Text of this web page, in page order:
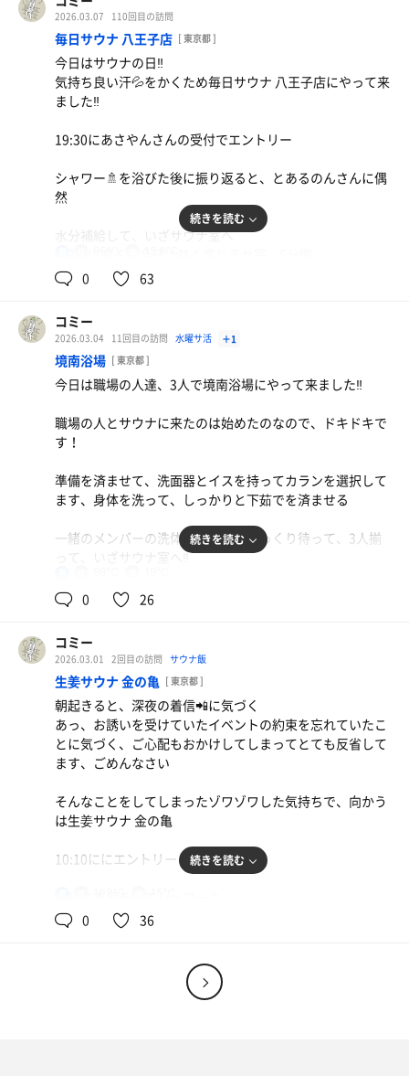
朝食ビュッフェ
かったあ 他のメニューもどれも美味しかった‼️
セットを重ねる毎に寒くなって来たので、ポンチョをレン
屋外で初めてのタオル生地のポンチョ、身体が生地に包ま
れる感覚、ふんわりした感が心地良かったあ
は、とても惜しい、再開を心から望みます
心もリセットしてサウナ巡りの楽しみ改めて感じるサ活に
なりました
サウナ：4〜19分 × 5
水風呂：0.5〜1分 × 5
休憩：5〜15分 × 5
合計：5セット
綺麗なサウナ室🤩
誰もいないサ室、入るとすぐに良い香りがしてきます、座
面のヒノキの香り、サウナに入ったなぁと実感できるやつ
です！
壁は麦飯石に覆われていてシックな雰囲気を醸し出してい
て、落ち着きます
奥にストーンが積まれたストーブ
座面は3段式、最上段の3段目に座り、深い呼吸と顔や身体
ぎたところで、心拍数は150超え、退室して
ちょうど良い感じの体感温度、肌触りが柔らかい天然水が
心地良い
休憩は仕切壁と壁に囲われた内気浴スペース
した風を感じるなあと思って天井を見ると各椅子に向けら
れたスポットクーラーがありました、これはとても良かっ
2セット目以降は、扉の窓から差し込む光に癒されながら
リラックスした状態で身体に入ってくる熱のみを感じる、
85℃のサ室は小さい球汗💦がじわじわと浮き出てきて、終
オートロウリュには当たらなかったのが残念でした、ロウ
見られたんだろうなあ
最後はあつ湯に浸かり、あつ湯のバイブラで身体をほぐ
し、本日のサ活は終了
自転車に乗るのでクラフトビール🍺に後ろ髪を引かれなが
らの帰宅！
サウナ：5〜10分 × 4
水風呂：0.5〜1分 × 4
合計：4セット
旅館と併設されているので、上半身は何かを身につけなく
てはならないようです
水着と上半身は長袖Tシャツを着ました
階段を登って左側にサウナの入口が、引戸を開けていくと
通路があり左側にシャワーブース
その先の左側に受付がありました、スタッフの方が15:00
注意事項を説明してくれます
外履きのスリッパに履き替えて、貴重品を専用ボックスの
サ室は入口のあたりに薪ストーブが鎮座
それを囲うようにコの字型の1〜2段の座面配置
床は石張りなので外履きスリッパのままサ室に入ります、
上段に座るときはスリッパを脱ぎます
大きな窓があるので室内は明るく、自分の身体の変化を見
れます！暗い空間も落ち着くのですが、これはこれで観察
ができて楽しい
この時間は私達以外に1人で3人のみ、最初に入った時は、
85℃で汗が時間をかけて出てきます、腕を見ると小さな球
汗が所狭しと可愛く並んでいました
この感覚は、別世界に来ているように時間が流れている、
とても穏やかで癒されます
スタッフの方が薪入れに来てくれた時に、『サ室のコンデ
ィションはいかがですか？』と聞いてくれたので、遠慮な
く『もう少し熱めが好みです』と言ったら『85〜90くらい
なんですけれど、もう少し温度をあげますね』と焚べる薪
の量を増やしてくれました、そのため最終の4セット目は
最高なコンディションになっていました
象的でした
肩まで浸かり、肌触りを感じて、インフィニティチェアで
休憩、山も見えたり、鳥の囀り、自然の中にいるような一
2〜4セット目は温度が上がり、とあるのんさんと2人にな
良いコンディションをめっちゃ楽しむことができました、
良い施設でした、4月以降の早期復活を切望！
2026.03.07 110回目の訪問
毎日サウナ 八王子店 [ 東京都 ]
今日はサウナの日‼️
気持ち良い汗💦をかくため毎日サウナ 八王子店にやって来
ました‼️
19:30にあさやんさんの受付でエントリー
シャワー🚿を浴びた後に振り返ると、とあるのんさんに偶
然
水分補給して、いざサウナ室へ
水風呂💧に入ると長く浸かっていられる、サウナ時間は短
かったけれど身体はしっかりと温まっていたようです♪
ささうな重さんと偶然、この間の失態で皆さんに心配をお
かけしてしまっていた😢
デッキチェアで内気浴、ふわっとなる
2セット目は1段目に座る
Iro-Hakaさんの『〜ゆずいろは〜』2種類のアロマを使っ
ゾウさんジョウロで足元に冷たい水をかけてくれました
3セット目は2段目で身体が熱さに慣れてきたので心拍数の
上昇も緩やかになり、ゆっくり汗💦を流す
のですが、身体がすぐに冷えてしまい、鳥肌が立ってしま
デッキチェアに腰をかけても歯がガクガクしてしまうほど
身体が冷え切っている、寒くて我慢できないので、サ室へ
4セット目、2段目に座る
じっくりただただ体育座りで温まる🔥
今日は何故気持ち良くなっているのに深いととのいを感じ
ないのだろうと疑問に思っていたら、サ室でも、休憩中で
も歯を食いしばっていることに気づく
室内でデッキチェアに寝転がり、口を半開きしてアホ面で
休憩していたら、次のアウフの時間に合わせなくちゃと気
初めて〜の寝落ちだあ！
と思っていましたが、まずい、サ室の1段目確保が…
慌てて水分補給してサ室に、ほとんど席が埋まっている〜
続きを読む
0 63
コミー
2026.03.04 11回目の訪問 水曜サ活 ＋1
境南浴場 [ 東京都 ]
今日は職場の人達、3人で境南浴場にやって来ました‼️
職場の人とサウナに来たのは始めたのなので、ドキドキで
す！
準備を済ませて、洗面器とイスを持ってカランを選択して
ます、身体を洗って、しっかりと下茹でを済ませる
一緒のメンバーの洗体や下茹でをゆっくり待って、3人揃
って、いざサウナ室へ‼️
2段目に座ります
場で初めての経験でした
ヴァイオリン🎻やフルート🪈の協奏曲？が流れている、程
よい湿度が心地良い、壁にもたれ掛かり脱力2分も経つと
汗💦が流れ落ちてくる
汗を流して、楽しみの水風呂で2分間、肌触りはとても柔
らかく、心も穏やかになる❤️水風呂💧も待ちが発生
のベンチでふわっとやって来ます、ととのいからのリラッ
クスです身体の力が抜けていきます
2セット目も、3人で入ります、2分経つ頃から汗💦が流れ
間もあり、雑談して過ごす、人が入って来たらもちろん話
続きを読む
0 26
コミー
2026.03.01 2回目の訪問 サウナ飯
生姜サウナ 金の亀 [ 東京都 ]
朝起きると、深夜の着信📲に気づく
あっ、お誘いを受けていたイベントの約束を忘れていたこ
とに気づく、ご心配もおかけしてしまってとても反省して
ます、ごめんなさい
そんなことをしてしまったゾワゾワした気持ちで、向かう
は生姜サウナ 金の亀
10:10ににエントリー
ゾワゾワした気持ちも一緒に洗い流して、いざサウナ室
少し顔がヒリヒリしましたが、サ室内は音がほとんどしな
続きを読む
0 36